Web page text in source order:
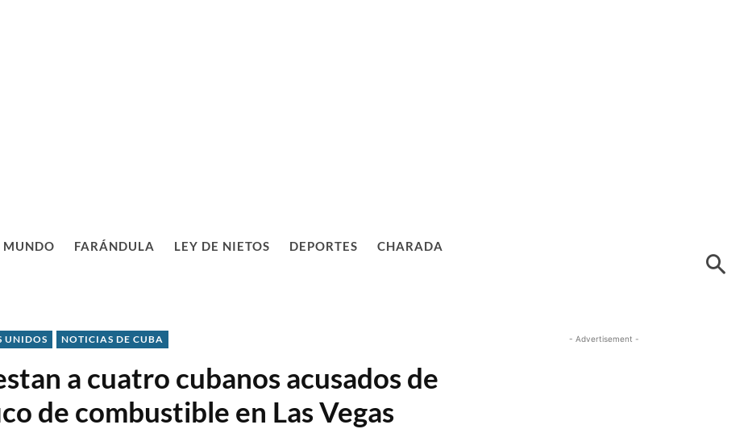
MUNDO FARÁNDULA LEY DE NIETOS DEPORTES CHARADA
UNIDOS NOTICIAS DE CUBA
a cuatro cubanos acusados de
de combustible en Las Vegas
- Advertisement -